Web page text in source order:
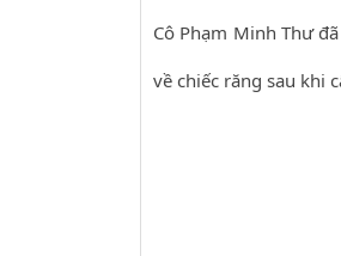
Cô Phạm Minh Thư
về chiếc răng sau khi